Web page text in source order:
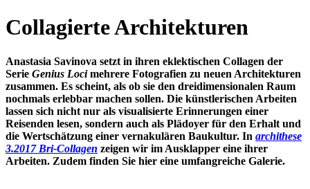
Collagierte Architekturen
Anastasia Savinova setzt in ihren eklektischen Collagen der
Serie Genius Locimehrere Fotografien zu neuen Architekturen
zusammen. Es scheint, als ob sie den dreidimensionalen Raum
nochmals erlebbar machen sollen. Die künstlerischen Arbeiten
lassen sich nicht nur als visualisierte Erinnerungen einer
Reisenden lesen, sondern auch als Plädoyer für den Erhalt und
die Wertschätzung einer vernakulären Baukultur. In archithese
3.2017 Bri-Collagen zeigen wir im Ausklapper eine ihrer
Arbeiten. Zudem finden Sie hier eine umfangreiche Galerie.